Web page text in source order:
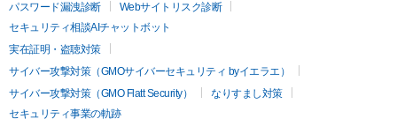
パスワード漏洩診断
Webサイトリスク診断
セキュリティ相談AIチャットボット
実在証明・盗聴対策
サイバー攻撃対策（GMOサイバーセキュリティ byイエラエ）
サイバー攻撃対策（GMO Flatt Security）
なりすまし対策
セキュリティ事業の軌跡